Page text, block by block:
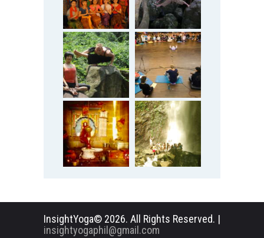
InsightYoga© 2026. All Rights Reserved. |
insightyogaphil@gmail.com